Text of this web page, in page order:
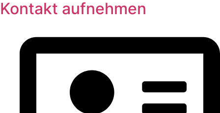
Kontakt aufnehmen